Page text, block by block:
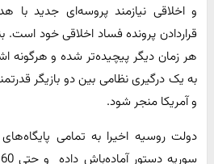
و اخلاقی نیازمند ‌پروسه‌ای جدید با
قراردادن پرونده فساد اخلاقی خود است.
هر زمان دیگر پیچیده‌تر شده و هرگونه
به یک درگیری نظامی بین دو بازیگر
و آمریکا منجر شود.
دولت روسیه اخیرا به ‌تمامی